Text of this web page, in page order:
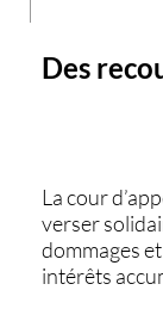
Des
La cour
verser
dommages
intérêts